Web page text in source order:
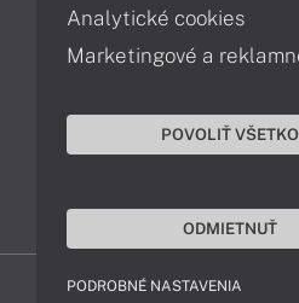
043 4224 771
Analytické cookies
Marketingové a
POVOLIŤ VŠETKO
ODMIETNUŤ
PODROBNÉ NASTAVENIA